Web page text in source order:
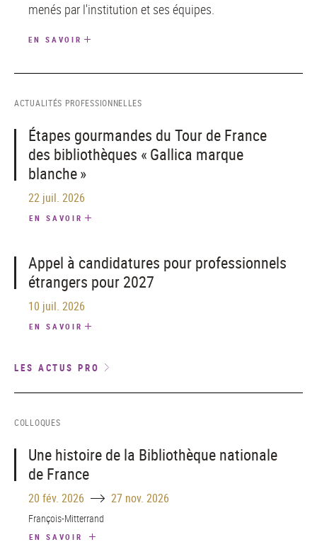
menés par l'institution et ses équipes.
EN SAVOIR
ACTUALITÉS PROFESSIONNELLES
Étapes gourmandes du Tour de France
des bibliothèques « Gallica marque
blanche »
22 juil. 2026
EN SAVOIR
Appel à candidatures pour professionnels
étrangers pour 2027
10 juil. 2026
EN SAVOIR
LES ACTUS PRO
COLLOQUES
Une histoire de la Bibliothèque nationale
de France
20 fév. 2026 Until 27 nov. 2026
François-Mitterrand
EN SAVOIR